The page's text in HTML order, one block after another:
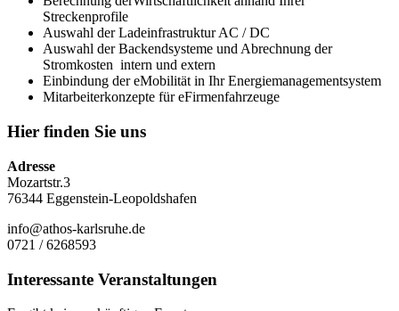
Streckenprofile
Auswahl der Ladeinfrastruktur AC / DC
Auswahl der Backendsysteme und Abrechnung der
Stromkosten intern und extern
Einbindung der eMobilität in Ihr Energiemanagementsystem
Mitarbeiterkonzepte für eFirmenfahrzeuge
Hier finden Sie uns
Adresse
Mozartstr.3
76344 Eggenstein-Leopoldshafen
info@athos-karlsruhe.de
0721 / 6268593
Interessante Veranstaltungen